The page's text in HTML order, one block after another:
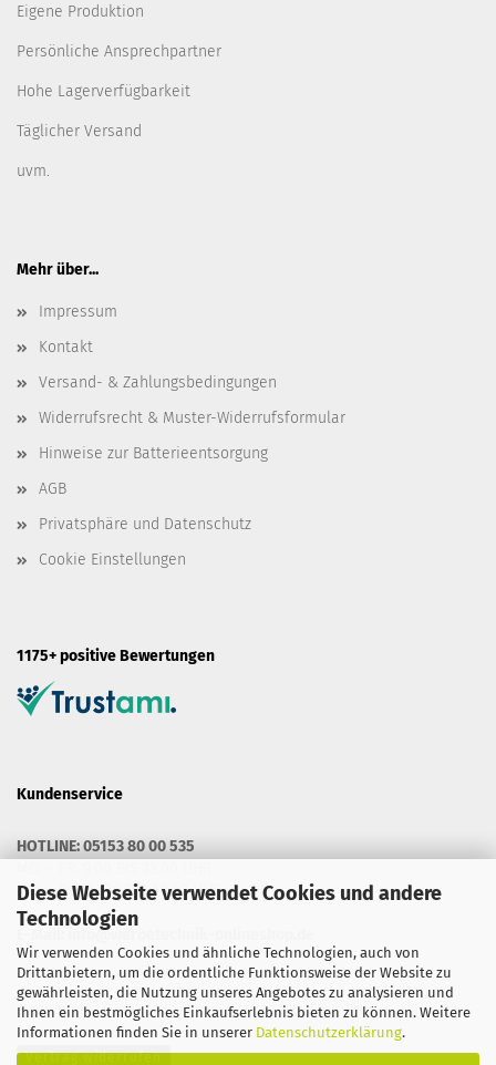
Diese Webseite verwendet Cookies und andere
Technologien
Wir verwenden Cookies und ähnliche Technologien, auch von
Drittanbietern, um die ordentliche Funktionsweise der Website zu
gewährleisten, die Nutzung unseres Angebotes zu analysieren und
Ihnen ein bestmögliches Einkaufserlebnis bieten zu können. Weitere
Informationen finden Sie in unserer Datenschutzerklärung.
Eigene Produktion
Persönliche Ansprechpartner
Hohe Lagerverfügbarkeit
Täglicher Versand
uvm.
Mehr über...
Impressum
Kontakt
Versand- & Zahlungsbedingungen
Widerrufsrecht & Muster-Widerrufsformular
Hinweise zur Batterieentsorgung
AGB
Privatsphäre und Datenschutz
Cookie Einstellungen
1175+ positive Bewertungen
Kundenservice
HOTLINE: 05153 80 00 535
MO. - DO. 14.30 BIS 16.00 UHR
info@werbetechnik-onlineshop.de
Vertrag widerrufen